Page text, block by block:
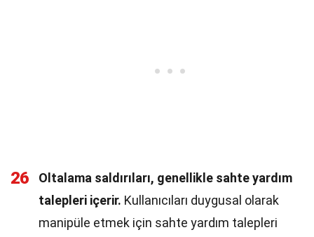
26
Oltalama saldırıları, genellikle sahte yardım
talepleri içerir. Kullanıcıları duygusal olarak
manipüle etmek için sahte yardım talepleri